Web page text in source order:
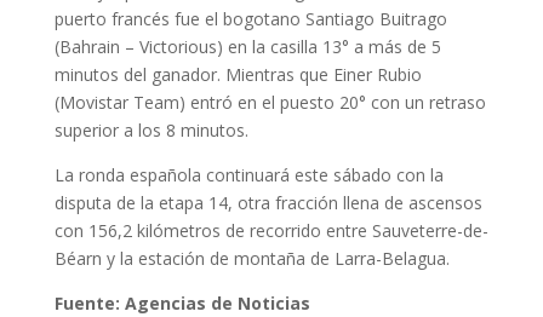
puerto francés fue el bogotano Santiago Buitrago
(Bahrain – Victorious) en la casilla 13° a más de 5
minutos del ganador. Mientras que Einer Rubio
(Movistar Team) entró en el puesto 20° con un retraso
superior a los 8 minutos.
La ronda española continuará este sábado con la
disputa de la etapa 14, otra fracción llena de ascensos
con 156,2 kilómetros de recorrido entre Sauveterre-de-
Béarn y la estación de montaña de Larra-Belagua.
Fuente: Agencias de Noticias